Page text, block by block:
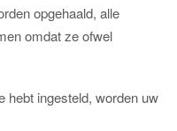
opgehaald, alle
omdat ze ofwel
hebt ingesteld, worden uw